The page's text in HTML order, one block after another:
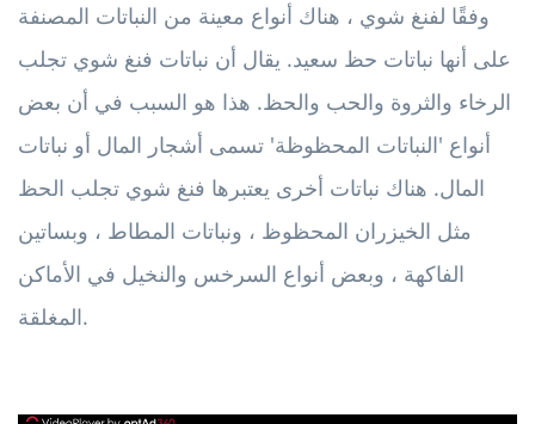
وفقًا لفنغ شوي ، هناك أنواع معينة من النباتات المصنفة
على أنها نباتات حظ سعيد. يقال أن نباتات فنغ شوي تجلب
الرخاء والثروة والحب والحظ. هذا هو السبب في أن بعض
أنواع 'النباتات المحظوظة' تسمى أشجار المال أو نباتات
المال. هناك نباتات أخرى يعتبرها فنغ شوي تجلب الحظ
مثل الخيزران المحظوظ ، ونباتات المطاط ، وبساتين
الفاكهة ، وبعض أنواع السرخس والنخيل في الأماكن
المغلقة.